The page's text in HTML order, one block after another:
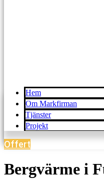
Hem
Om Markfirman
Tjänster
Projekt
Offert
Bergvärme i